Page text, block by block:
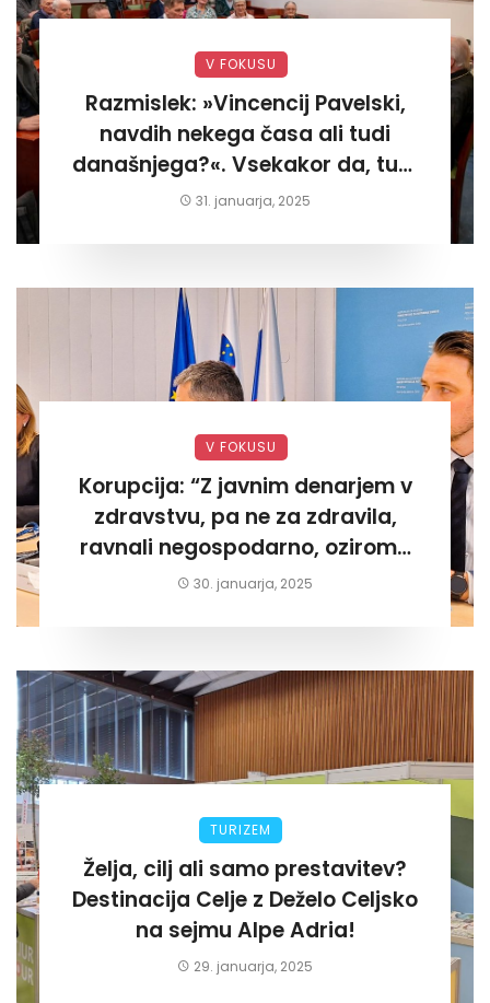
V FOKUSU
Razmislek: »Vincencij Pavelski,
navdih nekega časa ali tudi
današnjega?«. Vsekakor da, tudi
današnjega«
31. januarja, 2025
V FOKUSU
Korupcija: “Z javnim denarjem v
zdravstvu, pa ne za zdravila,
ravnali negospodarno, oziroma
za lastni žep. Tokrat na Žalskem«
30. januarja, 2025
TURIZEM
Želja, cilj ali samo prestavitev?
Destinacija Celje z Deželo Celjsko
na sejmu Alpe Adria!
29. januarja, 2025